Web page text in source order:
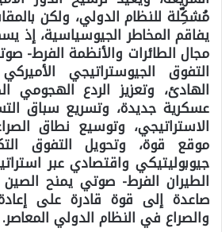
مُشكِّلة للنظام الدولي، ولكن
يفاقم المخاطر الجيوسياسية،
مجال الطائرات والأنظمة الفرط-
التفوق الجيوستراتيجي
الهادئ، وتعزيز الردع
عسكرية جديدة، وتسريع سباق
الاستراتيجي، وتوسيع نطاق
موقع قوة، وتحويل التفوق
جيوبوليتيكي واقتصادي عبر
الطيران الفرط- صوتي يمنح
صاعدة إلى قوة قادرة على
والصراع في النظام الدولي المعاصر.